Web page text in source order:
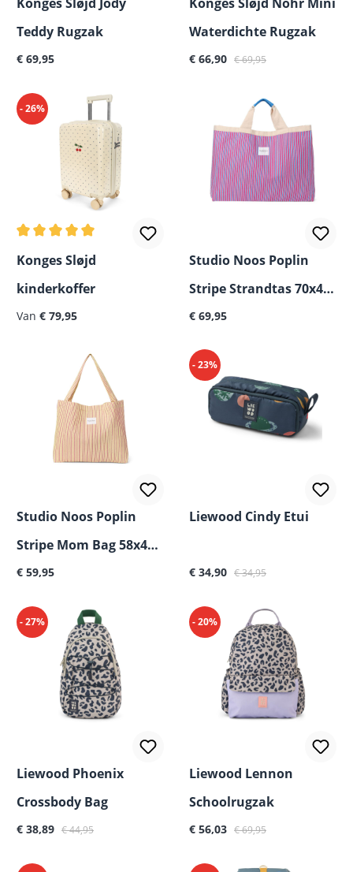
Teddy Rugzak
Normale prijs:
€ 69,95
Waterdichte Rugzak
Verkoopprijs:
€ 66,90 Normale prijs:
€ 69,95
- 26%
Gemiddelde waardering van 5 van 5 sterren
Konges Sløjd
kinderkoffer
Normale prijs:
Van € 79,95
Studio Noos Poplin
Stripe Strandtas 70x46
cm
Normale prijs:
€ 69,95
Studio Noos Poplin
Stripe Mom Bag 58x42
cm
Normale prijs:
€ 59,95
- 23%
Liewood Cindy Etui
Verkoopprijs:
€ 34,90 Normale prijs:
€ 34,95
- 27%
Liewood Phoenix
Crossbody Bag
Verkoopprijs:
€ 38,89 Normale prijs:
€ 44,95
- 20%
Liewood Lennon
Schoolrugzak
Verkoopprijs:
€ 56,03 Normale prijs:
€ 69,95